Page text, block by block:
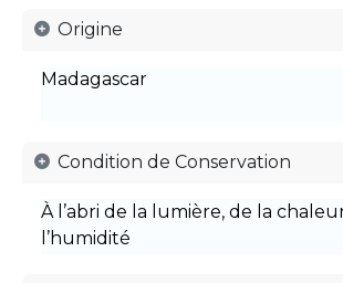
Origine
Madagascar
Condition de Conservation
À l’abri de la lumière, de la
l’humidité